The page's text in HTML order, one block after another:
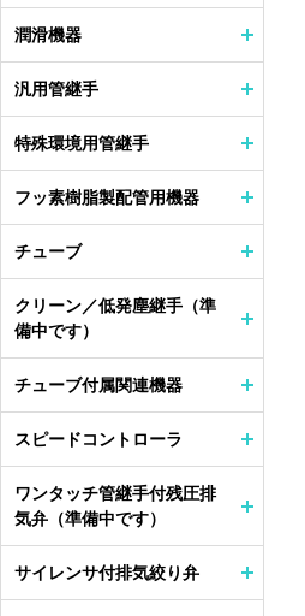
潤滑機器
汎用管継手
特殊環境用管継手
フッ素樹脂製配管用機器
チューブ
クリーン／低発塵継手（準
備中です）
チューブ付属関連機器
スピードコントローラ
ワンタッチ管継手付残圧排
気弁（準備中です）
サイレンサ付排気絞り弁